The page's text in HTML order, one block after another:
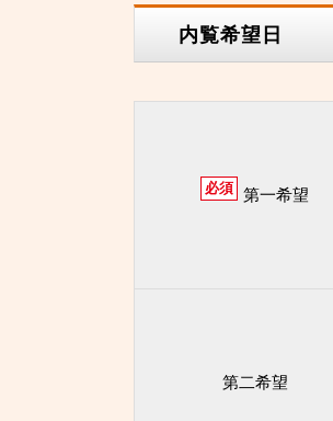
内覧希望日
必須 第一希望
第二希望